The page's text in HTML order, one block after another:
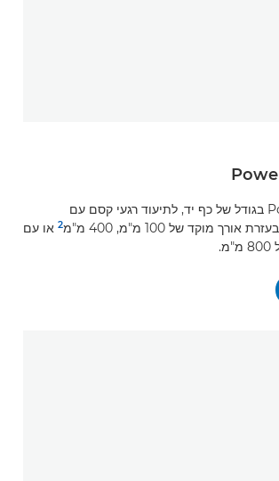
מצלמת PowerShot בגודל של כף יד, לתיעוד רגעי קסם עם
מוקד של 100 מ"מ, 400 מ"מ
2 או עם